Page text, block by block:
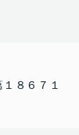
８６７１